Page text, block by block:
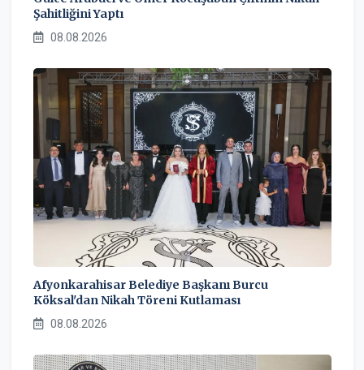
Şahitliğini Yaptı
08.08.2026
Afyonkarahisar Belediye Başkanı Burcu
Köksal'dan Nikah Töreni Kutlaması
08.08.2026